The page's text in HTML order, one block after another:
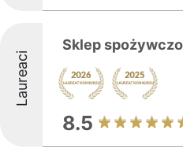
Laureaci
Sklep
8.5